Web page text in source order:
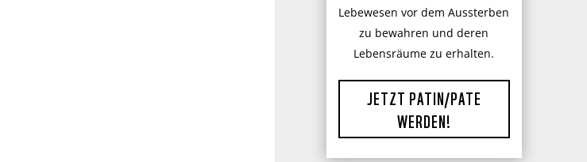
Lebewesen vor dem Aussterben
zu bewahren und deren
Lebensräume zu erhalten.
JETZT PATIN/PATE
WERDEN!